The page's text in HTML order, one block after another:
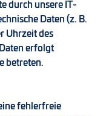
durch unsere IT-
Daten (z. B.
Uhrzeit des
erfolgt
betreten.
fehlerfreie